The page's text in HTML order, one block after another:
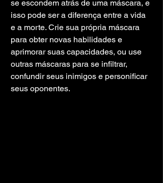
se escondem atrás de uma máscara, e
isso pode ser a diferença entre a vida
e a morte. Crie sua própria máscara
para obter novas habilidades e
aprimorar suas capacidades, ou use
outras máscaras para se infiltrar,
confundir seus inimigos e personificar
seus oponentes.